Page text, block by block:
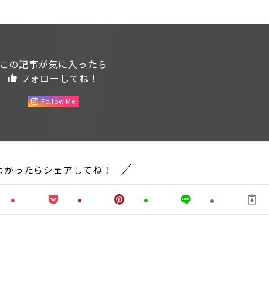
この記事が気に入ったら
フォローしてね！
Follow Me
かったらシェアしてね！